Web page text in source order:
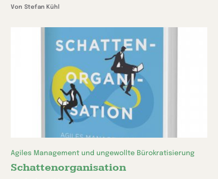
Von Stefan Kühl
Agiles Management und ungewollte Bürokratisierung
Schattenorganisation